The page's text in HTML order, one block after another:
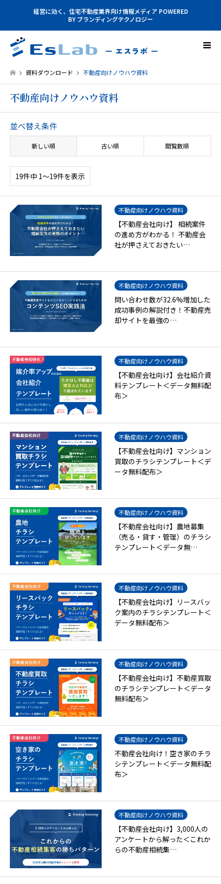
経営に効く、住宅不動産業界向け情報メディア POWERED
BY ブランディングテクノロジー
資料ダウンロード 不動産向けノウハウ資料
不動産向けノウハウ資料
並べ替え条件
新しい順 古い順 閲覧数順
19件中 1〜19件を表示
不動産向けノウハウ資料
【不動産会社向け】 相続案件
の進め方がわかる！ 不動産会
社が押さえておきたい…
不動産向けノウハウ資料
問い合わせ数が32.6%増加した
成功事例の解説付き！不動産売
却サイトを最強の…
不動産向けノウハウ資料
【不動産会社向け】会社紹介資
料テンプレート＜データ無料配
布＞
不動産向けノウハウ資料
【不動産会社向け】マンション
買取のチラシテンプレート＜デ
ータ無料配布＞
不動産向けノウハウ資料
【不動産会社向け】農地募集
（売る・貸す・管理）のチラシ
テンプレート＜データ無…
不動産向けノウハウ資料
【不動産会社向け】リースバッ
ク案内のチラシテンプレート＜
データ無料配布＞
不動産向けノウハウ資料
【不動産会社向け】不動産買取
のチラシテンプレート＜データ
無料配布＞
不動産向けノウハウ資料
不動産会社向け！空き家のチラ
シテンプレート＜データ無料配
布＞
不動産向けノウハウ資料
【不動産会社向け】3,000人の
アンケートから解った＜これか
らの不動産相続集…